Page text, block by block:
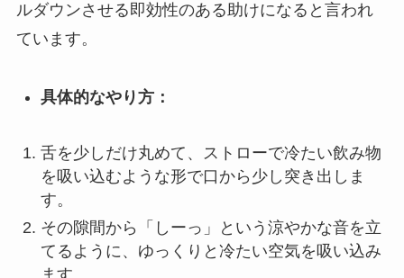
ルダウンさせる即効性のある助けになると言われ
ています。
具体的なやり方：
舌を少しだけ丸めて、ストローで冷たい飲み物
を吸い込むような形で口から少し突き出しま
す。
その隙間から「しーっ」という涼やかな音を立
てるように、ゆっくりと冷たい空気を吸い込み
ます。